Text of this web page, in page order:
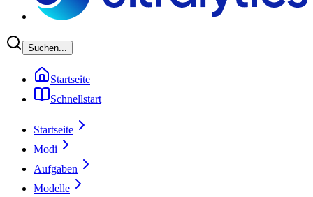
Suchen...
Startseite
Schnellstart
Startseite
Modi
Aufgaben
Modelle